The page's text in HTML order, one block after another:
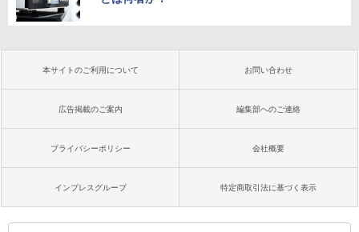
本サイトのご利用について お問い合わせ
広告掲載のご案内 編集部へのご連絡
プライバシーポリシー 会社概要
インプレスグループ 特定商取引法に基づく表示